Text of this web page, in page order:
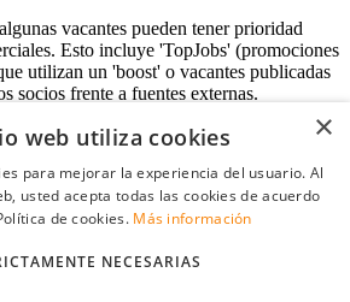
vacantes pueden tener prioridad
Esto incluye 'TopJobs' (promociones
utilizan un 'boost' o vacantes publicadas
socios frente a fuentes externas.
×
web utiliza cookies
para mejorar la experiencia del usuario. Al
usted acepta todas las cookies de acuerdo
de cookies. Más información
NECESARIAS